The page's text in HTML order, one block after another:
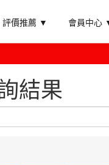
評價推薦 ▼ 會員中心
結果